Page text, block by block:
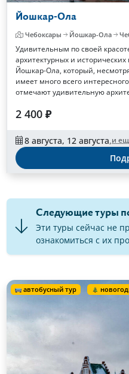
Йошкар-Ола
Чебоксары Йошкар-Ола
Удивительным по своей
архитектурных и
Йошкар-Ола, который,
имеет много всего
отмечают удивительную
2 400 ₽
8 августа, 12 августа,и
Следующие туры
Эти туры сейчас не
ознакомиться с их
автобусный тур